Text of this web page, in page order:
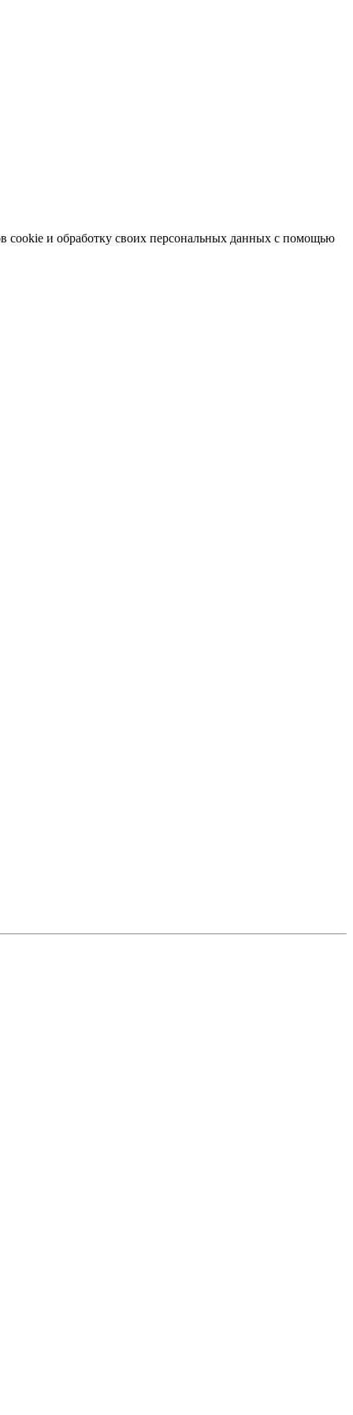
и обработку своих персональных данных с помощью